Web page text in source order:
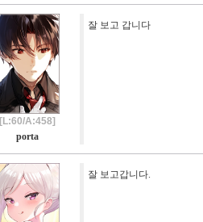
[L:60/A:458]
porta
잘 보고 갑니다
잘 보고갑니다.